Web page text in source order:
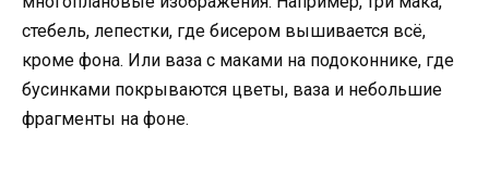
стебель, лепестки, где бисером вышивается всё,
кроме фона. Или ваза с маками на подоконнике, где
бусинками покрываются цветы, ваза и небольшие
фрагменты на фоне.